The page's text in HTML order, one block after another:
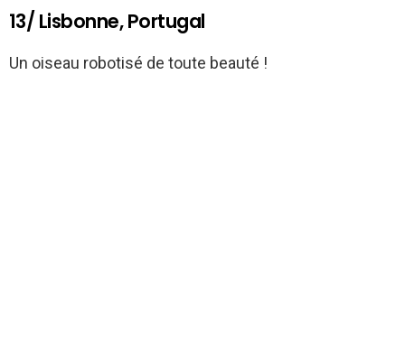
13/ Lisbonne, Portugal
Un oiseau robotisé de toute beauté !